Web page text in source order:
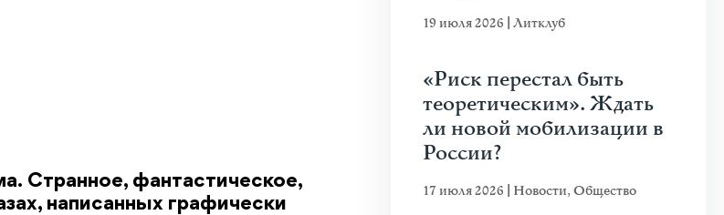
Странное, фантастическое,
написанных графически
19 июля 2026 Литклуб
«Риск перестал быть
теоретическим». Ждать
ли новой мобилизации в
России?
17 июля 2026 Новости,Общество